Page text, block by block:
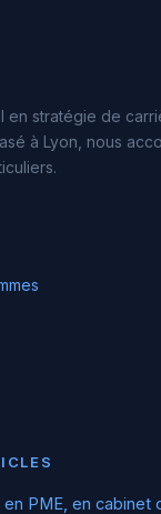
en stratégie de
à Lyon, nous
PME, en cabinet